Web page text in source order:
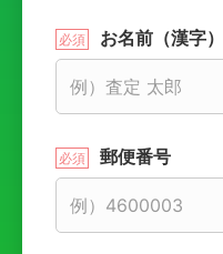
お名前（漢字）
郵便番号